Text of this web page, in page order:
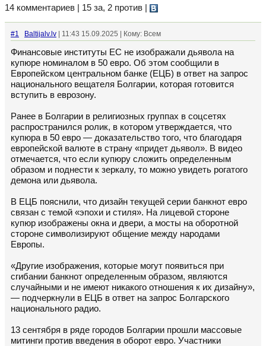
14 комментариев | 15 за, 2 против
#1 Baltijalv.lv | 11:43 15.09.2025 | Кому: Всем
Финансовые институты ЕС не изображали дьявола на
купюре номиналом в 50 евро. Об этом сообщили в
Европейском центральном банке (ЕЦБ) в ответ на запрос
национального вещателя Болгарии, которая готовится
вступить в еврозону.
Ранее в Болгарии в религиозных группах в соцсетях
распространился ролик, в котором утверждается, что
купюра в 50 евро — доказательство того, что благодаря
европейской валюте в страну «придет дьявол». В видео
отмечается, что если купюру сложить определенным
образом и поднести к зеркалу, то можно увидеть рогатого
демона или дьявола.
В ЕЦБ пояснили, что дизайн текущей серии банкнот евро
связан с темой «эпохи и стиля». На лицевой стороне
купюр изображены окна и двери, а мосты на оборотной
стороне символизируют общение между народами
Европы.
«Другие изображения, которые могут появиться при
сгибании банкнот определенным образом, являются
случайными и не имеют никакого отношения к их дизайну»,
— подчеркнули в ЕЦБ в ответ на запрос Болгарского
национального радио.
13 сентября в ряде городов Болгарии прошли массовые
митинги против введения в оборот евро. Участники